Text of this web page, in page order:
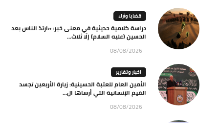
قضايا وآراء
دراسة كلامية حديثية في معنى خبر: «ارتدّ الناس بعد
الحسين (عليه السلام) إلّا ثلاث...
08/08/2026
اخبار وتقارير
الأمين العام للعتبة الحسينية: زيارة الأربعين تجسد
القيم الإنسانية التي أرساها ال...
08/08/2026